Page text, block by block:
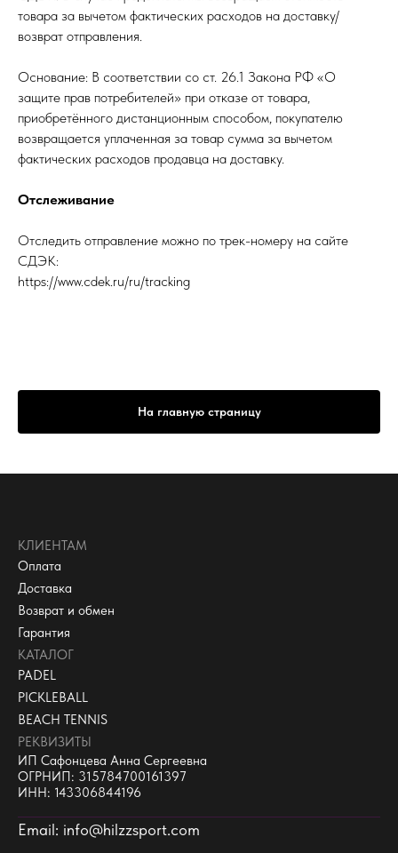
товара за вычетом фактических расходов на доставку/
возврат отправления.
Основание: В соответствии со ст. 26.1 Закона РФ «О
защите прав потребителей» при отказе от товара,
приобретённого дистанционным способом, покупателю
возвращается уплаченная за товар сумма за вычетом
фактических расходов продавца на доставку.
Отслеживание
Отследить отправление можно по трек-номеру на сайте
СДЭК:
https://www.cdek.ru/ru/tracking
На главную страницу
КЛИЕНТАМ
Оплата
Доставка
Возврат и обмен
Гарантия
КАТАЛОГ
PADEL
PICKLEBALL
BEACH TENNIS
РЕКВИЗИТЫ
ИП Сафонцева Анна Сергеевна
ОГРНИП: 315784700161397
ИНН: 143306844196
Email: info@hilzzsport.com